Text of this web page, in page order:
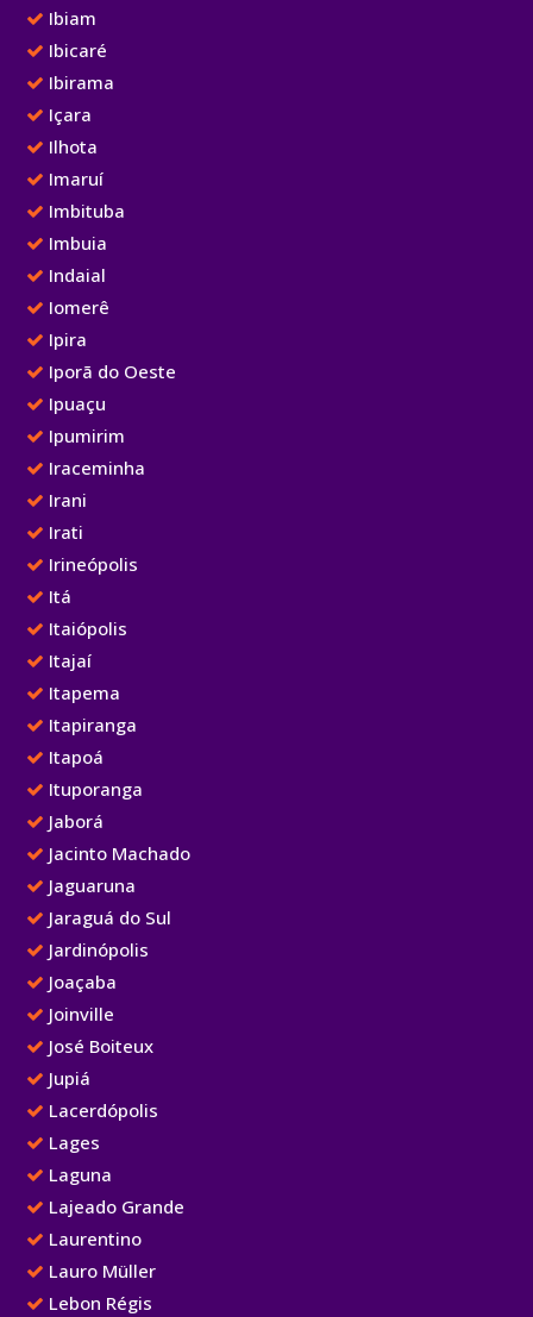
Ibiam
Ibicaré
Ibirama
Içara
Ilhota
Imaruí
Imbituba
Imbuia
Indaial
Iomerê
Ipira
Iporã do Oeste
Ipuaçu
Ipumirim
Iraceminha
Irani
Irati
Irineópolis
Itá
Itaiópolis
Itajaí
Itapema
Itapiranga
Itapoá
Ituporanga
Jaborá
Jacinto Machado
Jaguaruna
Jaraguá do Sul
Jardinópolis
Joaçaba
Joinville
José Boiteux
Jupiá
Lacerdópolis
Lages
Laguna
Lajeado Grande
Laurentino
Lauro Müller
Lebon Régis